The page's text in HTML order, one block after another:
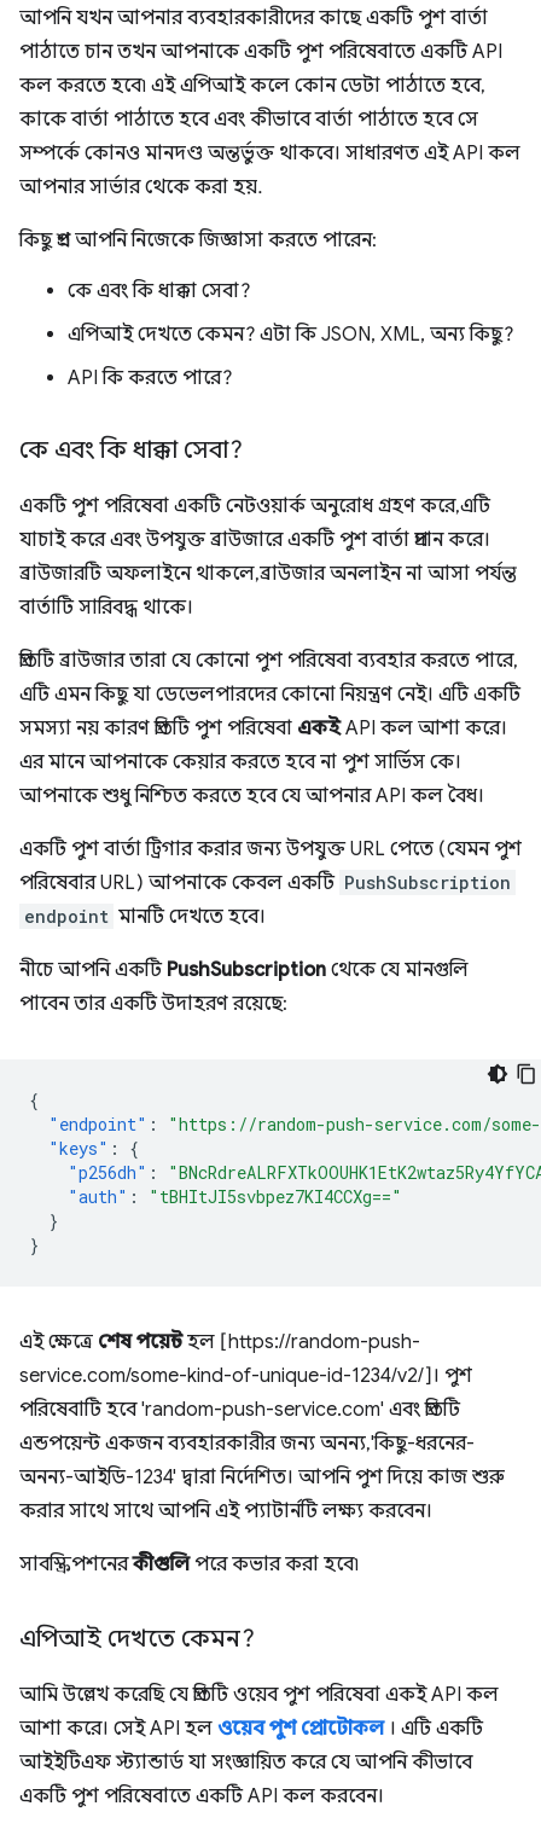
আপনি যখন আপনার ব্যবহারকারীদের কাছে একটি পুশ বার্তা
পাঠাতে চান তখন আপনাকে একটি পুশ পরিষেবাতে একটি API
কল করতে হবে৷ এই এপিআই কলে কোন ডেটা পাঠাতে হবে,
কাকে বার্তা পাঠাতে হবে এবং কীভাবে বার্তা পাঠাতে হবে সে
সম্পর্কে কোনও মানদণ্ড অন্তর্ভুক্ত থাকবে। সাধারণত এই API কল
আপনার সার্ভার থেকে করা হয়.
কিছু প্রশ্ন আপনি নিজেকে জিজ্ঞাসা করতে পারেন:
কে এবং কি ধাক্কা সেবা?
এপিআই দেখতে কেমন? এটা কি JSON, XML, অন্য কিছু?
API কি করতে পারে?
কে এবং কি ধাক্কা সেবা?
একটি পুশ পরিষেবা একটি নেটওয়ার্ক অনুরোধ গ্রহণ করে, এটি
যাচাই করে এবং উপযুক্ত ব্রাউজারে একটি পুশ বার্তা প্রদান করে।
ব্রাউজারটি অফলাইনে থাকলে, ব্রাউজার অনলাইন না আসা পর্যন্ত
বার্তাটি সারিবদ্ধ থাকে।
প্রতিটি ব্রাউজার তারা যে কোনো পুশ পরিষেবা ব্যবহার করতে পারে,
এটি এমন কিছু যা ডেভেলপারদের কোনো নিয়ন্ত্রণ নেই। এটি একটি
সমস্যা নয় কারণ প্রতিটি পুশ পরিষেবা একইAPI কল আশা করে।
এর মানে আপনাকে কেয়ার করতে হবে না পুশ সার্ভিস কে।
আপনাকে শুধু নিশ্চিত করতে হবে যে আপনার API কল বৈধ।
একটি পুশ বার্তা ট্রিগার করার জন্য উপযুক্ত URL পেতে (যেমন পুশ
পরিষেবার URL) আপনাকে কেবল একটি PushSubscription
endpoint মানটি দেখতে হবে।
নীচে আপনি একটি PushSubscription থেকে যে মানগুলি
পাবেন তার একটি উদাহরণ রয়েছে:
{
"endpoint" :
"https://random-push-service.com/
"keys" :
{
"p256dh" :
"auth" :
"tBHItJI5svbpez7KI4CCXg=="
}
}
এই ক্ষেত্রে শেষ পয়েন্টহল [https://random-push-
service.com/some-kind-of-unique-id-1234/v2/]। পুশ
পরিষেবাটি হবে 'random-push-service.com' এবং প্রতিটি
এন্ডপয়েন্ট একজন ব্যবহারকারীর জন্য অনন্য, 'কিছু-ধরনের-
অনন্য-আইডি-1234' দ্বারা নির্দেশিত। আপনি পুশ দিয়ে কাজ শুরু
করার সাথে সাথে আপনি এই প্যাটার্নটি লক্ষ্য করবেন।
সাবস্ক্রিপশনেরকীগুলিপরে কভার করা হবে৷
এপিআই দেখতে কেমন?
আমি উল্লেখ করেছি যে প্রতিটি ওয়েব পুশ পরিষেবা একই API কল
আশা করে। সেই API হল ওয়েব পুশ প্রোটোকল। এটি একটি
আইইটিএফ স্ট্যান্ডার্ড যা সংজ্ঞায়িত করে যে আপনি কীভাবে
একটি পুশ পরিষেবাতে একটি API কল করবেন।